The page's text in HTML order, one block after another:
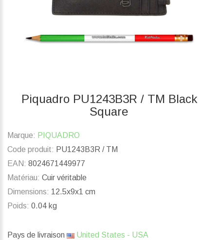
Piquadro PU1243B3R / TM Black
Square
Marque: PIQUADRO
Code produit: PU1243B3R / TM
EAN: 8024671449977
Matériau: Cuir véritable
Dimensions: 12.5x9x1 cm
Poids: 0.04 kg
Pays de livraison United States - USA